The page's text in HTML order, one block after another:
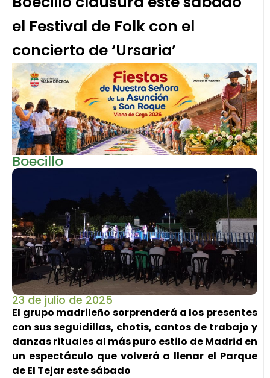
el Festival de Folk con el
concierto de ‘Ursaria’
Boecillo
23 de julio de 2025
El grupo madrileño sorprenderá a los presentes
con sus seguidillas, chotis, cantos de trabajo y
danzas rituales al más puro estilo de Madrid en
un espectáculo que volverá a llenar el Parque
de El Tejar este sábado